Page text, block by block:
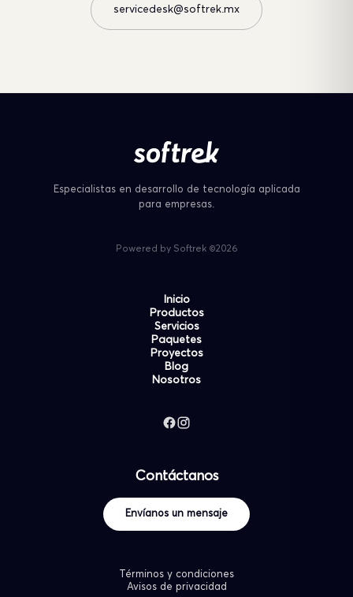
servicedesk@softrek.mx
Inicio
Productos
Servicios
Paquetes
Proyectos
Blog
Nosotros
Especialistas en desarrollo de tecnología aplicada
para empresas.
Powered by Softrek ©2026
Contáctanos
Envíanos un mensaje
Términos y condiciones
Avisos de privacidad